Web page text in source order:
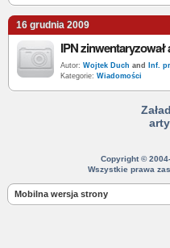
16 grudnia 2009
Autor: Wojtek Duch and
Inf.
Kategorie: Wiadomości
Copyright ©
Wszystkie prawa
Mobilna wersja strony